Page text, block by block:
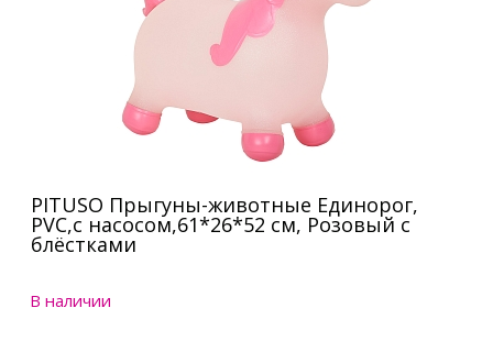
PITUSO Прыгуны-животные Единорог,
PVC,с насосом,61*26*52 см, Розовый с
блёстками
В наличии